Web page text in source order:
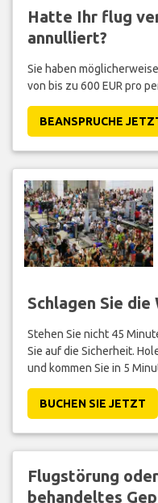
Hatte Ihr flug
annulliert?
Sie haben
von bis zu 600 EUR pro
BEANSPRUCHE
Schlagen Sie die
Stehen Sie nicht 45
Sie auf die Sicherheit.
und kommen Sie in 5
BUCHEN SIE JETZT